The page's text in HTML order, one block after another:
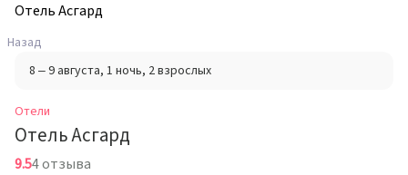
Отель Асгард
Назад
8 – 9 августа, 1 ночь, 2 взрослых
Отели
Отель Асгард
9.54 отзыва